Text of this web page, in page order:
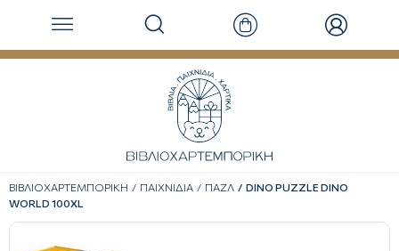
ΒΙΒΛΙΟΧΑΡΤΕΜΠΟΡΙΚΗ ΠΑΙΧΝΙΔΙΑ ΠΑΖΛ
DINO PUZZLE DINO
WORLD 100XL